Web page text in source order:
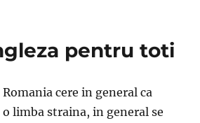
pentru toti
cere in general ca
limba straina, in general se